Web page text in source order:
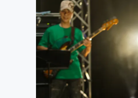
テクノロ
映像・映画
ビジネス・
まちづく